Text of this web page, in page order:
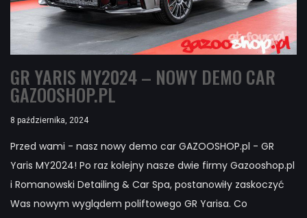
GR YARIS MY2024 – NOWY DEMO CAR
GAZOOSHOP.PL
8 października, 2024
Przed wami - nasz nowy demo car GAZOOSHOP.pl - GR
Yaris MY2024! Po raz kolejny nasze dwie firmy Gazooshop.pl
i Romanowski Detailing & Car Spa, postanowiły zaskoczyć
Was nowym wyglądem poliftowego GR Yarisa. Co